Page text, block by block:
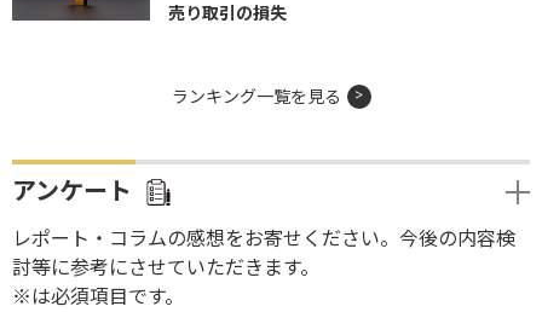
売り取引の損失
ランキング一覧を見る
アンケート
レポート・コラムの感想をお寄せください。今後の内容検
討等に参考にさせていただきます。
※は必須項目です。